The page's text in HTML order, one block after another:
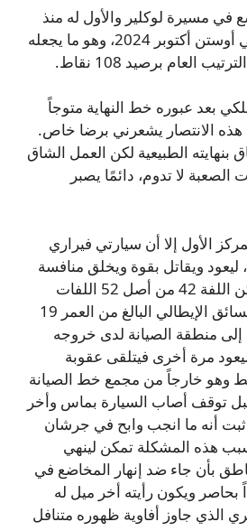
في مسيرة لوكلير والأول له منذ
فوزه بسباق أمريكا في أوستن أكتوبر 2024، وهو ما يجعله
العام برصيد 108 نقاط.
بعد عبوره خط النهاية متوجاً
هذه الانتصار يشعرني برضا خاص.
بنهايته الطبيعية لكن العمل الشاق
الصعبة لا تدوم، دائمًا يصبر
الأول إلا أن سيارتي فيراري
ليعود ويقاتل بقوة ويخلق منافسة
شرسة مع لوكلير. ولكن اللفة 42 من أصل 52 اللفات
شهدت مشكلة لدى السائق الإيطالي البالغ من العمر 19
إلى منطقة الصيانة لدى خروجه
مرة أخرى فيتلقى عقوبة
وهو خارجاً من مجمع خط الصيانة
توقف أصاب السيارة بماس وأخر
أنه ما انجب وابح في جرشان
هذه المشكلة تمكن لينهي
بأن جاء ضد إنهار المخاضع في
بحاصر ويكون رأيته أخر ميل له
جاوز أفاوية ظهوره متنافل